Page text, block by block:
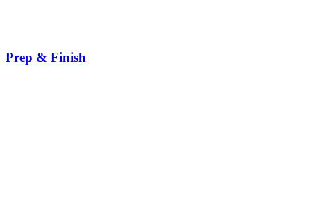
Prep & Finish